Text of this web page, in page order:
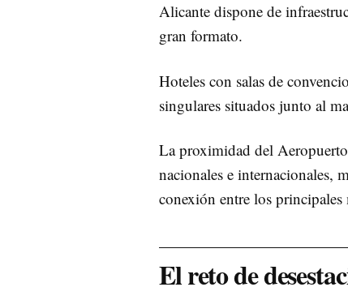
Alicante dispone de
gran formato.
Hoteles con salas de
singulares situados junto al
La proximidad del
nacionales e internacionales,
conexión entre los
El reto de